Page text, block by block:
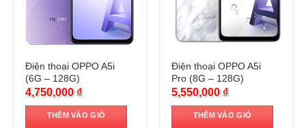
Trả góp 0%
Điện thoại OPPO A5i
(6G – 128G)
4,750,000 ₫
THÊM VÀO GIỎ
Trả góp 0%
Điện thoại OPPO A5i
Pro (8G – 128G)
5,550,000 ₫
THÊM VÀO GIỎ